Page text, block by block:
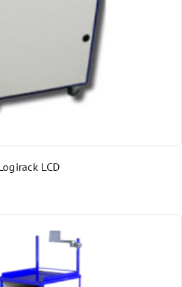
LCD